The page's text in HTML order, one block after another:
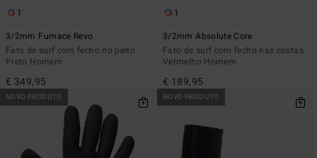
1
3/2mm Furnace Revo
Fato de surf com fecho no peito
Preto Homem
€ 349,95
1
3/2mm Absolute Core
Fato de surf com fecho nas costas
Vermelho Homem
€ 189,95
NOVO PRODUTO NOVO PRODUTO